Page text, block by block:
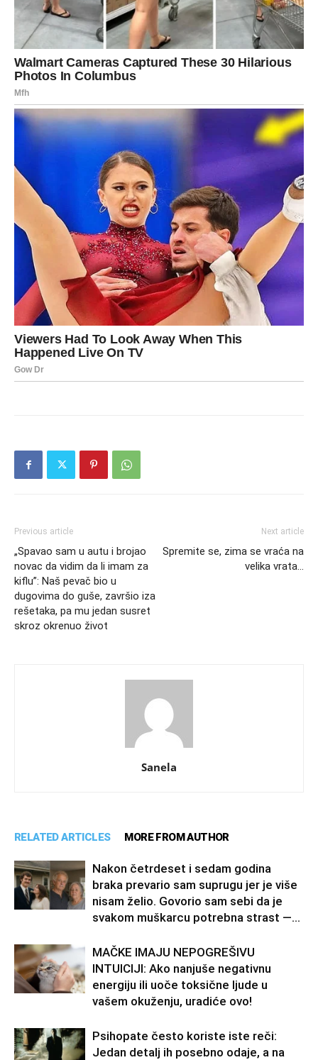
Previous article
„Spavao sam u autu i brojao
novac da vidim da li imam za
kiflu”: Naš pevač bio u
dugovima do guše, završio iza
rešetaka, pa mu jedan susret
skroz okrenuo život
Next article
Spremite se, zima se vraća na
velika vrata…
Sanela
RELATED ARTICLES MORE FROM AUTHOR
Nakon četrdeset i sedam godina
braka prevario sam suprugu jer je više
nisam želio. Govorio sam sebi da je
svakom muškarcu potrebna strast —...
MAČKE IMAJU NEPOGREŠIVU
INTUICIJI: Ako nanjuše negativnu
energiju ili uoče toksične ljude u
vašem okuženju, uradiće ovo!
Psihopate često koriste iste reči:
Jedan detalj ih posebno odaje, a na